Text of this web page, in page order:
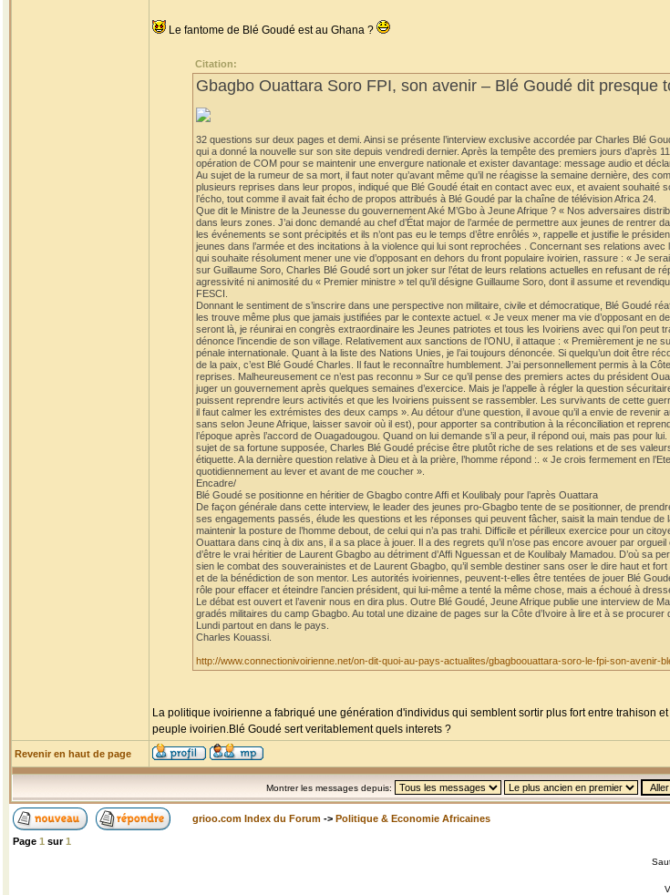
Le fantome de Blé Goudé est au Ghana ?
Citation:
Gbagbo Ouattara Soro FPI, son avenir – Blé Goudé dit presque
32 questions sur deux pages et demi. Ainsi se présente l’interview exclusive accordée par Charles Blé
qui a donné la nouvelle sur son site depuis vendredi dernier. Après la tempête des premiers jours d’après
opération de COM pour se maintenir une envergure nationale et exister davantage: message audio et
Au sujet de la rumeur de sa mort, il faut noter qu’avant même qu’il ne réagisse la semaine dernière, des
plusieurs reprises dans leur propos, indiqué que Blé Goudé était en contact avec eux, et avaient souhaité
l’écho, tout comme il avait fait écho de propos attribués à Blé Goudé par la chaîne de télévision Africa 24.
Que dit le Ministre de la Jeunesse du gouvernement Aké M’Gbo à Jeune Afrique ? « Nos adversaires
dans leurs zones. J’ai donc demandé au chef d’État major de l’armée de permettre aux jeunes de rentrer
les événements se sont précipités et ils n’ont pas eu le temps d’être enrôlés », rappelle et justifie le
jeunes dans l’armée et des incitations à la violence qui lui sont reprochées . Concernant ses relations avec
qui souhaite résolument mener une vie d’opposant en dehors du front populaire ivoirien, rassure : « Je
sur Guillaume Soro, Charles Blé Goudé sort un joker sur l’état de leurs relations actuelles en refusant de
agressivité ni animosité du « Premier ministre » tel qu’il désigne Guillaume Soro, dont il assume et
FESCI.
Donnant le sentiment de s’inscrire dans une perspective non militaire, civile et démocratique, Blé Goudé
les trouve même plus que jamais justifiées par le contexte actuel. « Je veux mener ma vie d’opposant en
seront là, je réunirai en congrès extraordinaire les Jeunes patriotes et tous les Ivoiriens avec qui l’on peut
dénonce l’incendie de son village. Relativement aux sanctions de l’ONU, il attaque : « Premièrement je ne
pénale internationale. Quant à la liste des Nations Unies, je l’ai toujours dénoncée. Si quelqu’un doit être
de la paix, c’est Blé Goudé Charles. Il faut le reconnaître humblement. J’ai personnellement permis à la
reprises. Malheureusement ce n’est pas reconnu » Sur ce qu’il pense des premiers actes du président
juger un gouvernement après quelques semaines d’exercice. Mais je l’appelle à régler la question
puissent reprendre leurs activités et que les Ivoiriens puissent se rassembler. Les survivants de cette
il faut calmer les extrémistes des deux camps ». Au détour d’une question, il avoue qu’il a envie de revenir
sans selon Jeune Afrique, laisser savoir où il est), pour apporter sa contribution à la réconciliation et
l’époque après l’accord de Ouagadougou. Quand on lui demande s’il a peur, il répond oui, mais pas pour
sujet de sa fortune supposée, Charles Blé Goudé précise être plutôt riche de ses relations et de ses
étiquette. A la dernière question relative à Dieu et à la prière, l’homme répond :. « Je crois fermement en
quotidiennement au lever et avant de me coucher ».
Encadre/
Blé Goudé se positionne en héritier de Gbagbo contre Affi et Koulibaly pour l’après Ouattara
De façon générale dans cette interview, le leader des jeunes pro-Gbagbo tente de se positionner, de
ses engagements passés, élude les questions et les réponses qui peuvent fâcher, saisit la main tendue de
maintenir la posture de l’homme debout, de celui qui n’a pas trahi. Difficile et périlleux exercice pour un
Ouattara dans cinq à dix ans, il a sa place à jouer. Il a des regrets qu’il n’ose pas encore avouer par
d’être le vrai héritier de Laurent Gbagbo au détriment d’Affi Nguessan et de Koulibaly Mamadou. D’où sa
sien le combat des souverainistes et de Laurent Gbagbo, qu’il semble destiner sans oser le dire haut et
et de la bénédiction de son mentor. Les autorités ivoiriennes, peuvent-t-elles être tentées de jouer Blé
rôle pour effacer et éteindre l’ancien président, qui lui-même a tenté la même chose, mais a échoué à
Le débat est ouvert et l’avenir nous en dira plus. Outre Blé Goudé, Jeune Afrique publie une interview de
gradés militaires du camp Gbagbo. Au total une dizaine de pages sur la Côte d’Ivoire à lire et à se
Lundi partout en dans le pays.
Charles Kouassi.
http://www.connectionivoirienne.net/on-dit-quoi-au-pays-actualites/gbagboouattara-soro-le-fpi-son-avenir-
La politique ivoirienne a fabriqué une génération d'individus qui semblent sortir plus fort entre trahison
peuple ivoirien.Blé Goudé sert veritablement quels interets ?
Revenir en haut de page
Montrer les messages depuis:
grioo.com Index du Forum -> Politique & Economie Africaines
Page 1 sur1